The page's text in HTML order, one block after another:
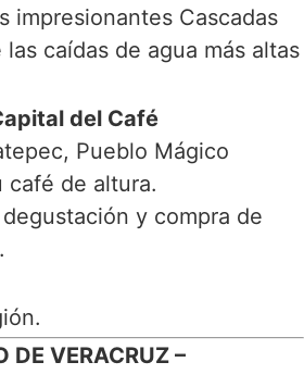
impresionantes Cascadas
las caídas de agua más altas
del Café
, Pueblo Mágico
café de altura.
y compra de
DE VERACRUZ –